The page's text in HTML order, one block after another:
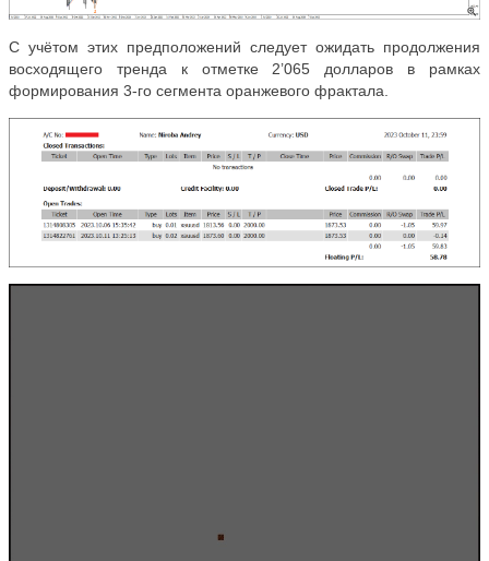
С учётом этих предположений следует ожидать продолжения
восходящего тренда к отметке 2’065 долларов в рамках
формирования 3-го сегмента оранжевого фрактала.